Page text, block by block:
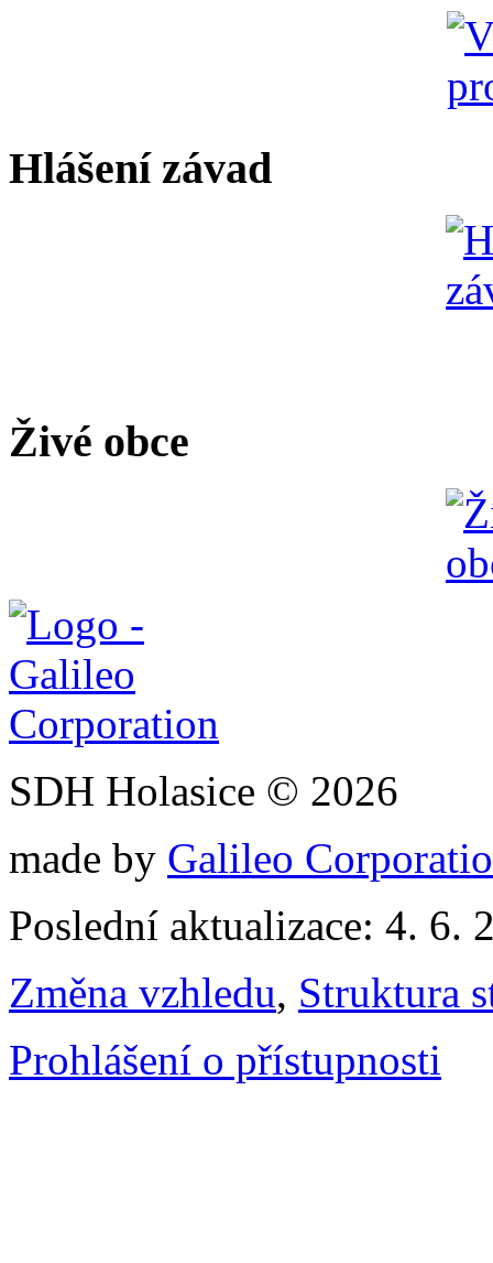
Hlášení závad
Živé obce
SDH Holasice © 2026
made by Galileo
Poslední aktualizace: 4. 6.
Změna vzhledu, Struktura
Prohlášení o přístupnosti